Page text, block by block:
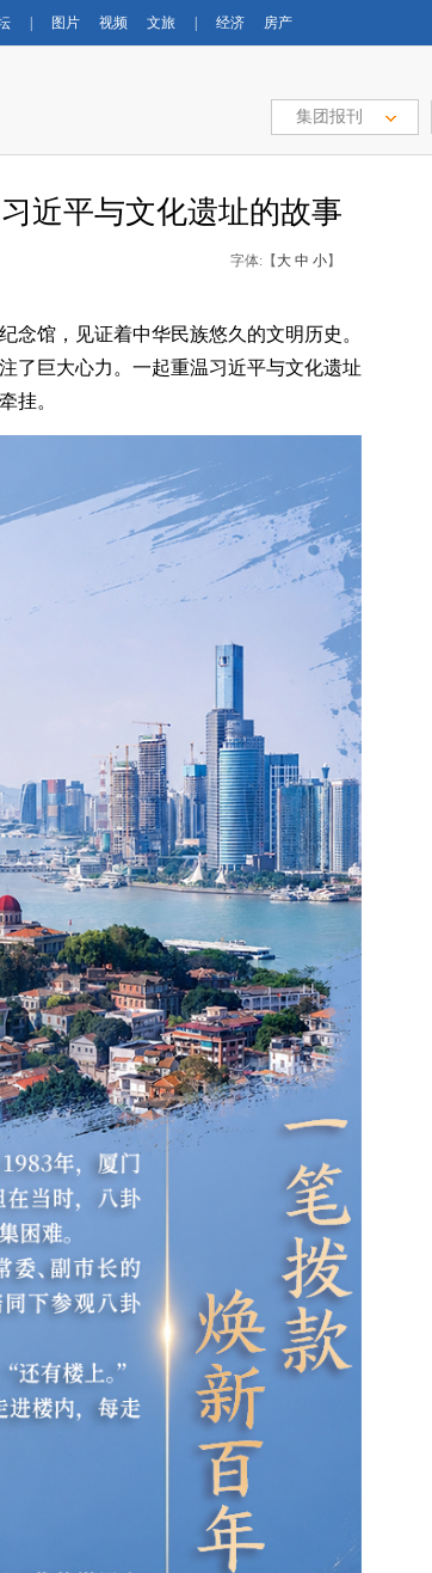
图片 视频 文旅 经济 房产
集团报刊
近平与文化遗址的故事
字体:【 大 中 小】
念馆，见证着中华民族悠久的文明历史。
了巨大心力。一起重温习近平与文化遗址
挂。